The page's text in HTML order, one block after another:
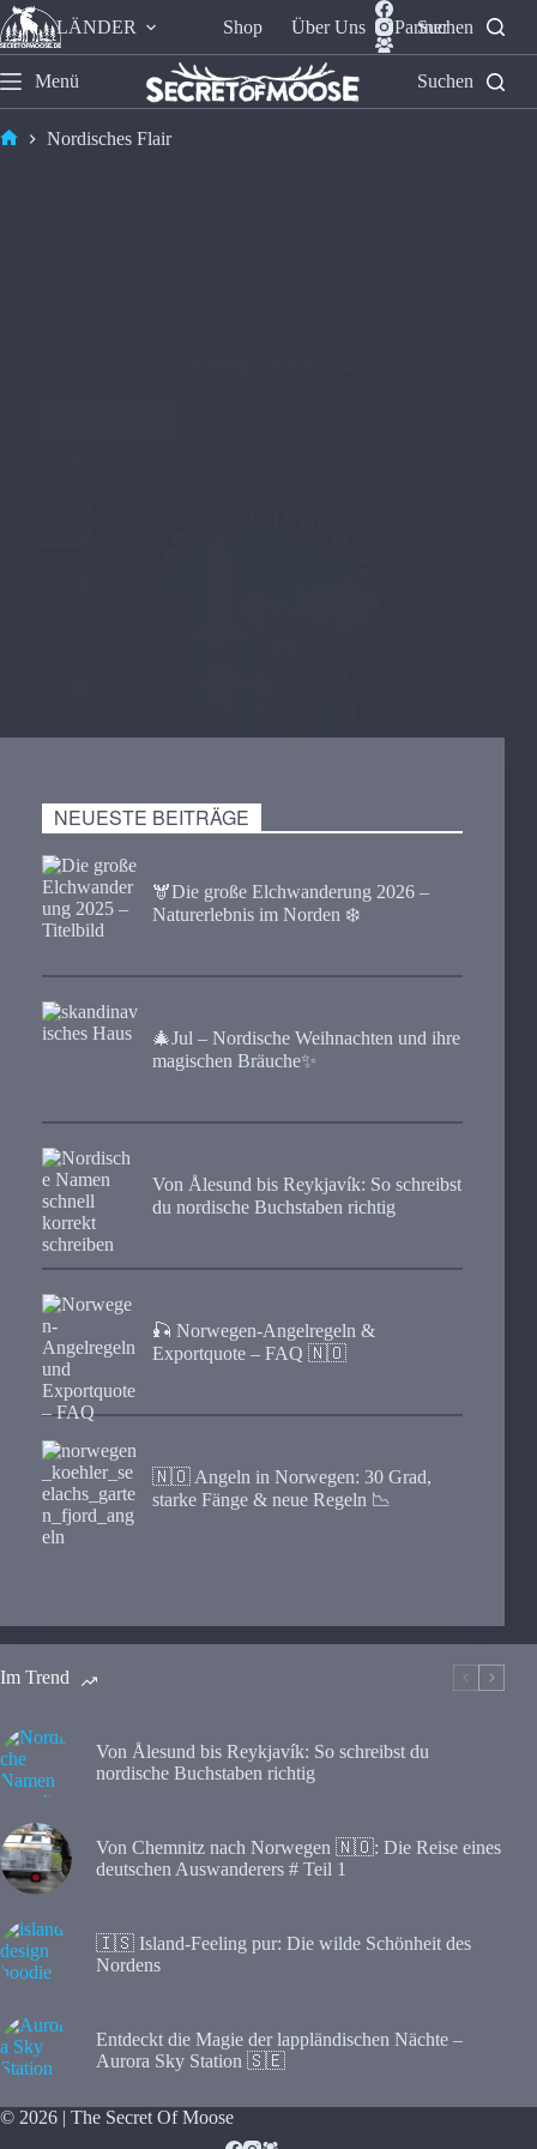
LÄNDER Shop Über Uns Partner
Suchen
Menü Suchen
Nordisches Flair
NEUESTE BEITRÄGE
🫎​Die große Elchwanderung 2026 –
Naturerlebnis im Norden ❄️
🎄Jul – Nordische Weihnachten und ihre
magischen Bräuche✨
Von Ålesund bis Reykjavík: So schreibst
du nordische Buchstaben richtig
🎣 Norwegen-Angelregeln &
Exportquote – FAQ 🇳🇴
🇳🇴 Angeln in Norwegen: 30 Grad,
starke Fänge & neue Regeln 📉
Im Trend
Von Ålesund bis Reykjavík: So schreibst du
nordische Buchstaben richtig
Von Chemnitz nach Norwegen 🇳🇴: Die Reise eines
deutschen Auswanderers # Teil 1
🇮🇸 Island-Feeling pur: Die wilde Schönheit des
Nordens
Entdeckt die Magie der lappländischen Nächte –
Aurora Sky Station 🇸🇪
© 2026 | The Secret Of Moose